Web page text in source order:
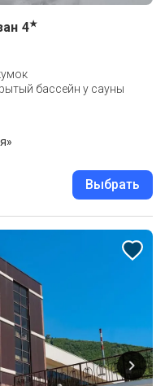
4★
бассейн у сауны
Выбрать